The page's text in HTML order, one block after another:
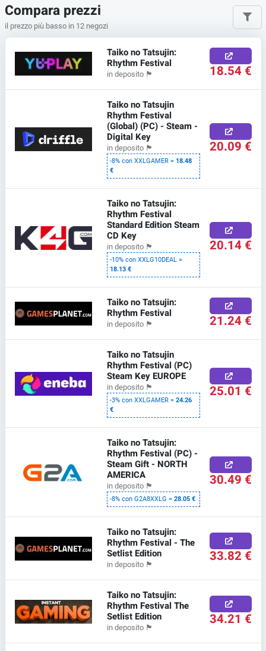
Compara prezzi
il prezzo più basso in 12 negozi
Taiko no Tatsujin:
Rhythm Festival
in deposito 🏴 18.54 €
Taiko no Tatsujin
Rhythm Festival
(Global) (PC) - Steam -
Digital Key
in deposito 🏴
-8% con XXLGAMER =18.48
€
20.09 €
Taiko no Tatsujin:
Rhythm Festival
Standard Edition Steam
CD Key
in deposito 🏴
-10% con XXLG10DEAL =
18.13 €
20.14 €
Taiko no Tatsujin:
Rhythm Festival
in deposito 🏴 21.24 €
Taiko no Tatsujin
Rhythm Festival (PC)
Steam Key EUROPE
in deposito 🏴
-3% con XXLGAMER =24.26
€
25.01 €
Taiko no Tatsujin:
Rhythm Festival (PC) -
Steam Gift - NORTH
AMERICA
in deposito 🏴
-8% con G2A8XXLG =28.05 €
30.49 €
Taiko no Tatsujin:
Rhythm Festival - The
Setlist Edition
in deposito 🏴 33.82 €
Taiko no Tatsujin:
Rhythm Festival The
Setlist Edition
in deposito 🏴 34.21 €